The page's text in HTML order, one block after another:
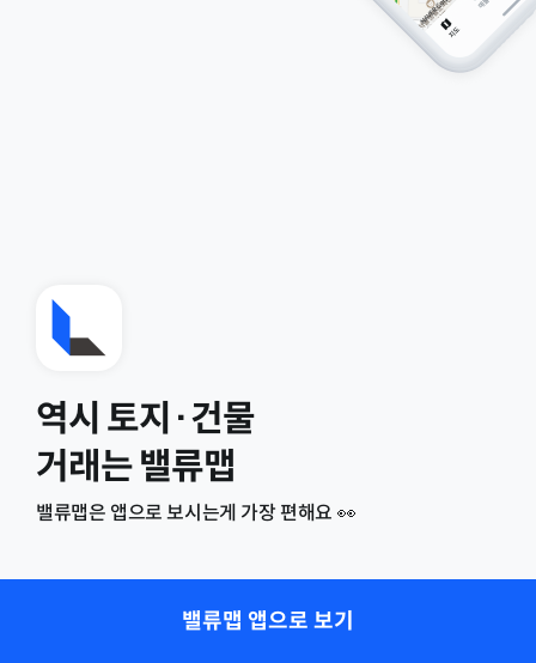
역시 토지·건물
거래는 밸류맵
밸류맵은 앱으로 보시는게 가장 편해요 👀
밸류맵 앱으로 보기